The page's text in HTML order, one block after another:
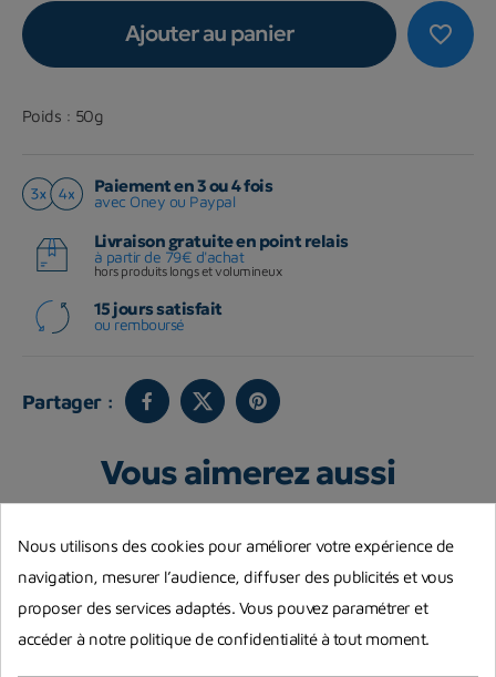
favorite_border
Ajouter au panier
Poids : 50g
Paiement en 3 ou 4 fois
avec Oney ou Paypal
Livraison gratuite en point relais
à partir de 79€ d'achat
hors produits longs et volumineux
15 jours satisfait
ou remboursé
Partager :
Vous aimerez aussi
Nous utilisons des cookies pour améliorer votre expérience de
navigation, mesurer l’audience, diffuser des publicités et vous
proposer des services adaptés. Vous pouvez paramétrer et
accéder à notre politique de confidentialité à tout moment.